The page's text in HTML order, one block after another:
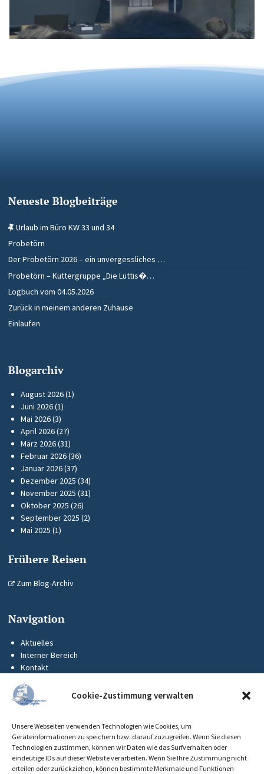
Cookie-Zustimmung verwalten
Unsere Webseiten verwenden Technologien wie Cookies, um
Geräteinformationen zu speichern bzw. darauf zuzugreifen. Wenn Sie diesen
Technologien zustimmen, können wir Daten wie das Surfverhalten oder
eindeutige IDs auf dieser Website verarbeiten. Wenn Sie Ihre Zustimmung nicht
erteilen oder zurückziehen, können bestimmte Merkmale und Funktionen
Neueste Blogbeiträge
Urlaub im Büro KW 33 und 34
Probetörn
Der Probetörn 2026 – ein unvergessliches …
Probetörn – Kuttergruppe „Die Lüttis�…
Logbuch vom 04.05.2026
Zurück in meinem anderen Zuhause
Einlaufen
Blogarchiv
August 2026(1)
Juni 2026(1)
Mai 2026(3)
April 2026(27)
März 2026(31)
Februar 2026(36)
Januar 2026(37)
Dezember 2025 (34)
November 2025 (31)
Oktober 2025 (26)
September 2025 (2)
Mai 2025 (1)
Frühere Reisen
Zum Blog-Archiv
Navigation
Aktuelles
Interner Bereich
Kontakt
Impressum
Datenschutz
Cookie-Richtlinie (EU)